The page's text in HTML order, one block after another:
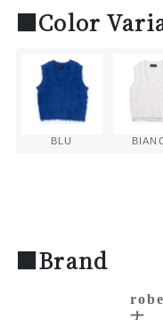
■Color
BLU
■Brand